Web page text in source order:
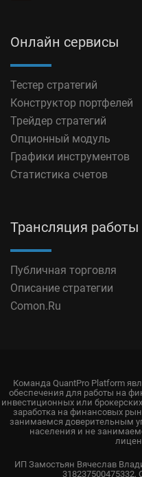
Онлайн сервисы
Тестер стратегий
Конструктор портфелей
Трейдер стратегий
Опционный модуль
Графики инструментов
Статистика счетов
Трансляция работы
Публичная торговля
Описание стратегии
Comon.Ru
Команда QuantPro Platform
обеспечения для работы на
инвестиционных или
заработка на финансовых
занимаемся доверительным
населения и не
ИП Замостьян Вячеслав
318237500475332,